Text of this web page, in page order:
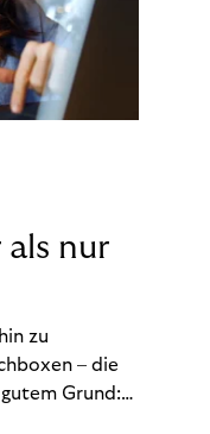
nur
zu
– die
Grund: